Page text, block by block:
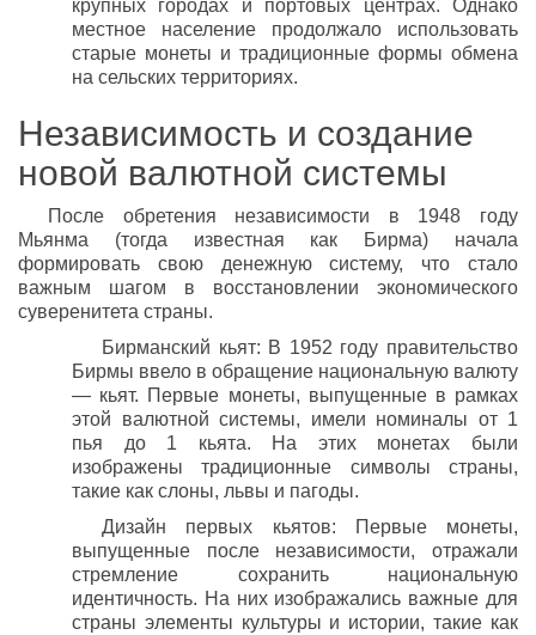
крупных городах и портовых центрах. Однако
местное население продолжало использовать
старые монеты и традиционные формы обмена
на сельских территориях.
Независимость и создание
новой валютной системы
После обретения независимости в 1948 году
Мьянма (тогда известная как Бирма) начала
формировать свою денежную систему, что стало
важным шагом в восстановлении экономического
суверенитета страны.
Бирманский кьят: В 1952 году правительство
Бирмы ввело в обращение национальную валюту
— кьят. Первые монеты, выпущенные в рамках
этой валютной системы, имели номиналы от 1
пья до 1 кьята. На этих монетах были
изображены традиционные символы страны,
такие как слоны, львы и пагоды.
Дизайн первых кьятов: Первые монеты,
выпущенные после независимости, отражали
стремление сохранить национальную
идентичность. На них изображались важные для
страны элементы культуры и истории, такие как